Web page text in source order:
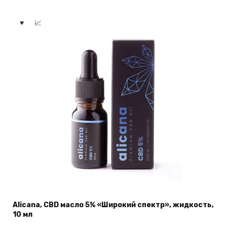
Alicana, CBD масло 5% «Широкий спектр», жидкость,
10 мл